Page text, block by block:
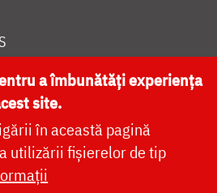
CATEDRALA NAȚIONALĂ
a îmbunătăți experiența
site.
în această pagină
utilizării fișierelor de tip